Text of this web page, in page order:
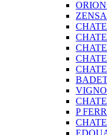
ZENSA
P